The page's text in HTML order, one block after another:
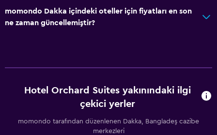
momondo Dakka içindeki oteller için fiyatları en son
ne zaman güncellemiştir?
Hotel Orchard Suites yakınındaki ilgi
çekici yerler
momondo tarafından düzenlenen Dakka, Bangladeş cazibe
merkezleri